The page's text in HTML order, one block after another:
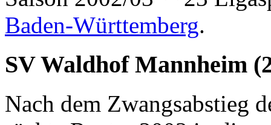
Baden‑Württemberg.
SV Waldhof Mannheim
Nach dem Zwangsabstieg